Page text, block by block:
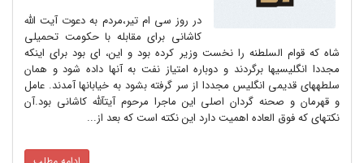
در روز سی ام تیر،مردم به دعوت آیت الله
کاشانی برای مقابله با حکومت تحمیلی
شاه که قوام السلطنه را نخست وزیر کرده بود و این، ای بود برای اینکه
مجددا انگلیسیها برگردند و دوباره امتیاز نفت به آنها داده شود و همان
سلطههای قدیمی انگلیس مجددا از سر گرفته بشود به خیابانها آمدند. عامل
و قهرمان و صحنه گردان اصلی این ماجرا مرحوم آیتآلله کاشانی بود.آن
نکتهای که فوق العاده اهمیت دارد این نکته است که بعد از...